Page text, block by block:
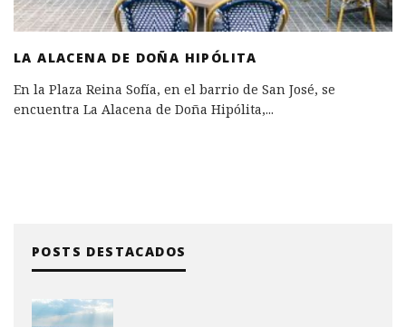
LA ALACENA DE DOÑA HIPÓLITA
En la Plaza Reina Sofía, en el barrio de San José, se
encuentra La Alacena de Doña Hipólita,...
POSTS DESTACADOS